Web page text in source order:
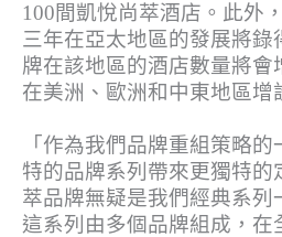
100間凱悅尚萃酒店。此外
三年在亞太地區的發展將錄
牌在該地區的酒店數量將會
在美洲、歐洲和中東地區增
「作為我們品牌重組策略
特的品牌系列帶來更獨特的
萃品牌無疑是我們經典系列
這系列由多個品牌組成，在